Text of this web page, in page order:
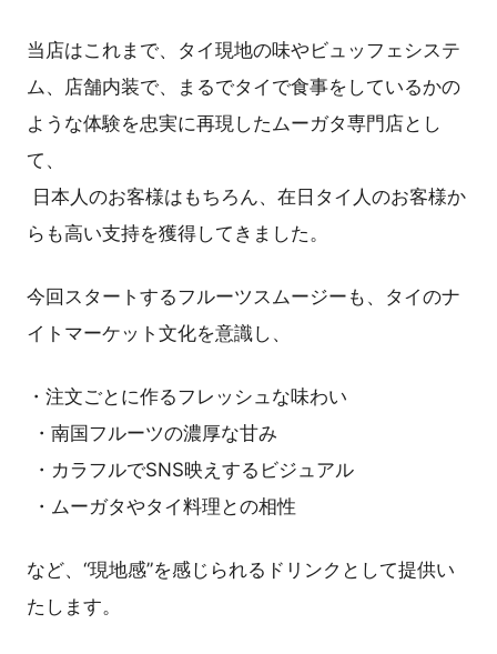
当店はこれまで、タイ現地の味やビュッフェシステ
ム、店舗内装で、まるでタイで食事をしているかの
ような体験を忠実に再現したムーガタ専門店とし
て、
日本人のお客様はもちろん、在日タイ人のお客様か
らも高い支持を獲得してきました。
今回スタートするフルーツスムージーも、タイのナ
イトマーケット文化を意識し、
・注文ごとに作るフレッシュな味わい
・南国フルーツの濃厚な甘み
・カラフルでSNS映えするビジュアル
・ムーガタやタイ料理との相性
など、“現地感”を感じられるドリンクとして提供い
たします。